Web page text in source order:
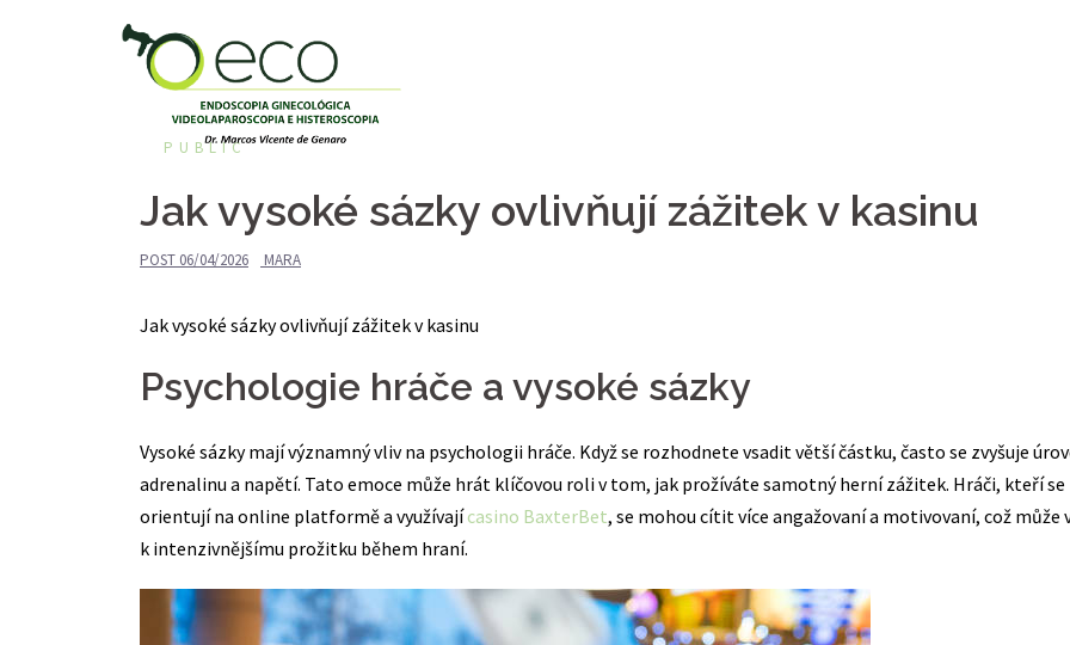
PUBLIC
Jak vysoké sázky ovlivňují zážitek v kasinu
POST 06/04/2026 MARA
Jak vysoké sázky ovlivňují zážitek v kasinu
Psychologie hráče a vysoké sázky
Vysoké sázky mají významný vliv na psychologii hráče. Když se rozhodnete vsadit větší částku, často se zvyšuje
adrenalinu a napětí. Tato emoce může hrát klíčovou roli v tom, jak prožíváte samotný herní zážitek. Hráči, kteří se
orientují na online platformě a využívajícasino BaxterBet, se mohou cítit více angažovaní a motivovaní, což může
k intenzivnějšímu prožitku během hraní.